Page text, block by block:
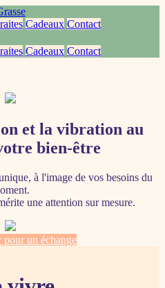
Cadeaux Contact
Cadeaux Contact
et la vibration au
bien-être
à l'image de vos besoins du
une attention sur mesure.
pour un échange